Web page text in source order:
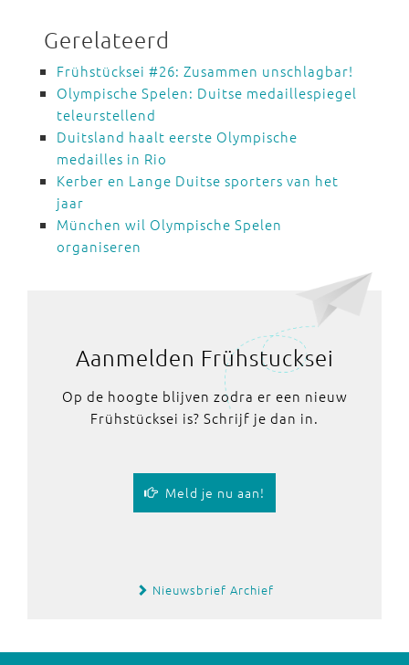
Gerelateerd
Frühstücksei #26: Zusammen unschlagbar!
Olympische Spelen: Duitse medaillespiegel
teleurstellend
Duitsland haalt eerste Olympische
medailles in Rio
Kerber en Lange Duitse sporters van het
jaar
München wil Olympische Spelen
organiseren
Aanmelden Frühstucksei
Op de hoogte blijven zodra er een nieuw
Frühstücksei is? Schrijf je dan in.
Meld je nu aan!
Nieuwsbrief Archief